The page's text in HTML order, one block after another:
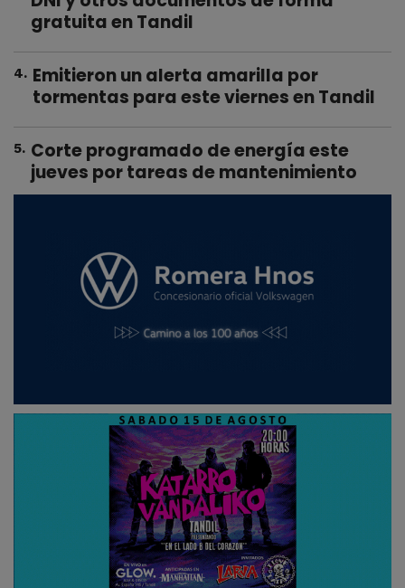
gratuita en Tandil
4. Emitieron un alerta amarilla por
tormentas para este viernes en Tandil
5. Corte programado de energía este
jueves por tareas de mantenimiento